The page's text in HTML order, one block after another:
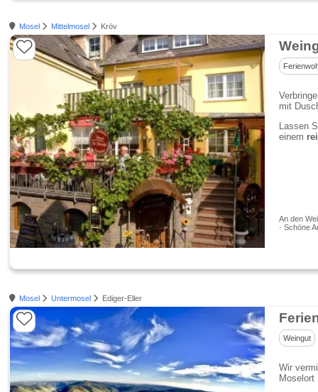
Mosel Mittelmosel Kröv
mit
Lassen
einem
An den
· Schöne
Mosel Untermosel Ediger-Eller
Weingut
Wir
Moselort